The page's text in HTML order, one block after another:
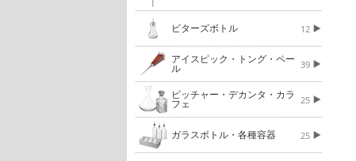
ビターズボトル 12
アイスピック・トング・ペー
ル 39
ピッチャー・デカンタ・カラ
フェ 25
ガラスボトル・各種容器 25